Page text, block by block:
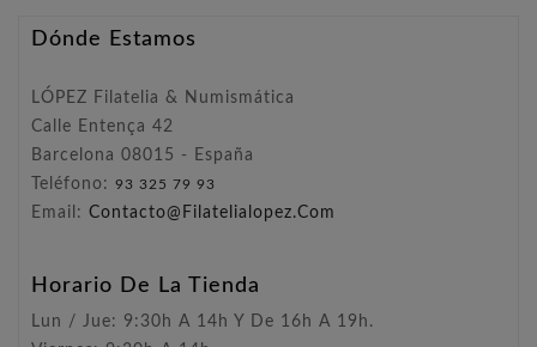
Dónde Estamos
LÓPEZ Filatelia & Numismática
Calle Entença 42
Barcelona 08015 - España
Teléfono: 93 325 79 93
Email: Contacto@filatelialopez.com
Horario De La Tienda
Lun / Jue: 9:30h A 14h Y De 16h A 19h.